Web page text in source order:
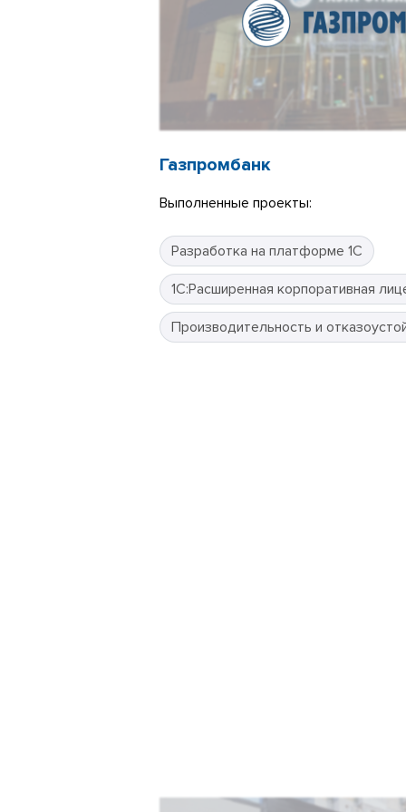
Газпромбанк
Выполненные проекты:
Разработка на платформе 1С
1С:Расширенная корпоративная
Производительность и